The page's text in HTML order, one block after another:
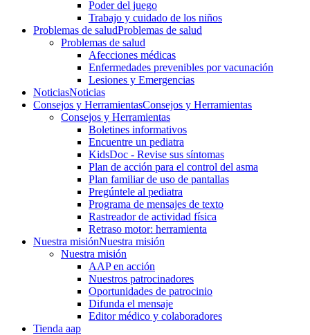
Poder del juego
Trabajo y cuidado de los niños
Problemas de saludProblemas de salud
Problemas de salud
Afecciones médicas
Enfermedades prevenibles por vacunación
Lesiones y Emergencias
NoticiasNoticias
Consejos y HerramientasConsejos y Herramientas
Consejos y Herramientas
Boletines informativos
Encuentre un pediatra
KidsDoc - Revise sus síntomas
Plan de acción para el control del asma
Plan familiar de uso de pantallas
Pregúntele al pediatra
Programa de mensajes de texto
Rastre​​ador de activida​d física
Retraso motor: herramienta
Nuestra misiónNuestra misión
Nuestra misión
AAP en acción
Nuestros patrocinadores
Oportunidades de patrocinio
Difunda el mensaje
Editor médico y colaboradores
Tienda aap